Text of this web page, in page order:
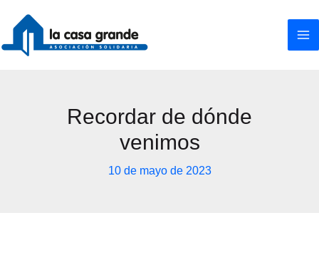
contenido
Recordar de dónde
venimos
10 de mayo de 2023